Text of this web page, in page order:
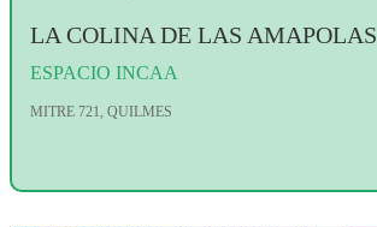
LA COLINA DE LAS AMAPOLAS
ESPACIO INCAA
MITRE 721, QUILMES